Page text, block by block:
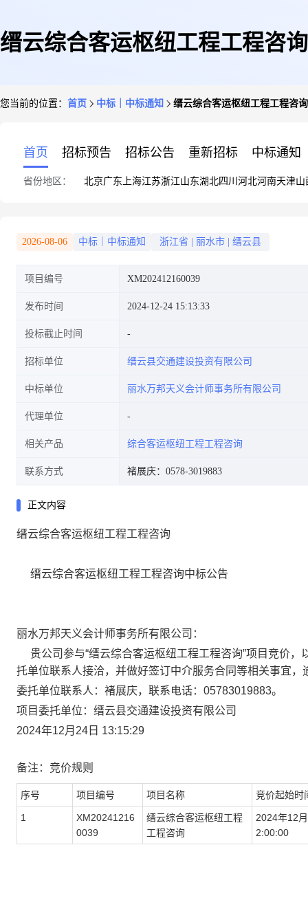
缙云综合客运枢纽工程工程咨询
您当前的位置： 首页 中标｜中标通知 缙云综合客运枢纽工程工程咨询
首页 招标预告 招标公告 重新招标 中标通知
省份地区： 北京广东 上海江苏浙江山东湖北四川 河北河南天津山
2026-08-06 中标｜中标通知 浙江省 丽水市 缙云县
项目编号 XM202412160039
发布时间 2024-12-24 15:13:33
投标截止时间
招标单位 缙云县交通建设投资有限公司
中标单位 丽水万邦天义会计师事务所有限公司
代理单位
相关产品 综合客运枢纽工程工程咨询
联系方式 褚展庆：0578-3019883
正文内容
缙云综合客运枢纽工程工程咨询
缙云综合客运枢纽工程工程咨询中标公告
丽水万邦天义会计师事务所有限公司 ：
贵公司参与“缙云综合客运枢纽工程工程咨询”项目竞价，
托单位联系人接洽，并做好签订中介服务合同等相关事宜，
委托单位联系人： 褚展庆，联系电话： 05783019883。
项目委托单位 ： 缙云县交通建设投资有限公司
2024年12月 24 日 13:15:29
备注： 竞价规则
序号 项目编号 项目名称 竞价起始时
1
XM20241216
0039
缙云综合客运枢纽工程
工程咨询
2024年12月
2:00:00